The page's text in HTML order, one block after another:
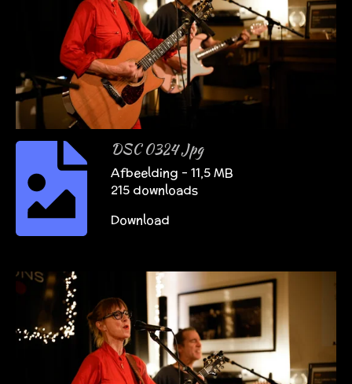
DSC 0324 Jpg
Afbeelding – 11,5 MB
215 downloads
Download